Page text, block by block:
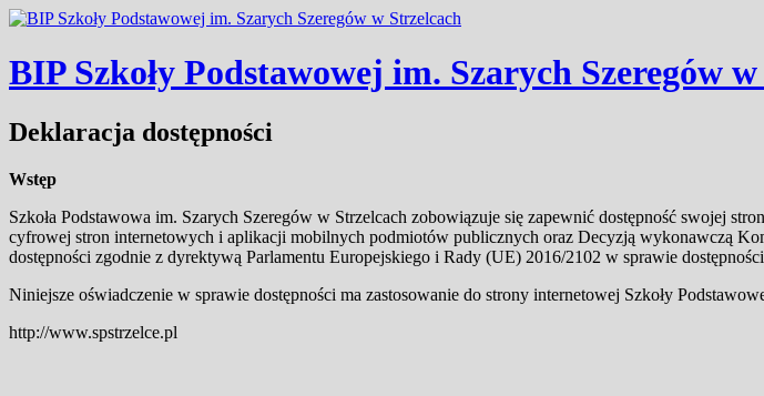
BIP Szkoły Podstawowej im. Szarych Szeregów
Deklaracja dostępności
Wstęp
Szkoła Podstawowa im. Szarych Szeregów w Strzelcach zobowiązuje się zapewnić dostępność swojej
cyfrowej stron internetowych i aplikacji mobilnych podmiotów publicznych oraz Decyzją wykonawczą
dostępności zgodnie z dyrektywą Parlamentu Europejskiego i Rady (UE) 2016/2102 w sprawie
Niniejsze oświadczenie w sprawie dostępności ma zastosowanie do strony internetowej Szkoły
http://www.spstrzelce.pl